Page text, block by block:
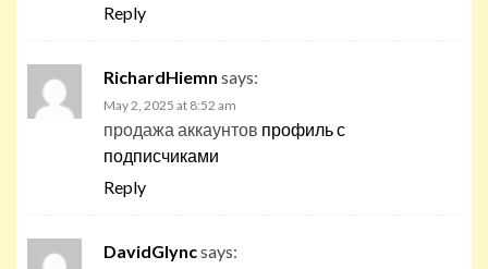
Reply
RichardHiemn says:
May 2, 2025 at 8:52 am
продажа аккаунтов профиль с
подписчиками
Reply
DavidGlyncsays: